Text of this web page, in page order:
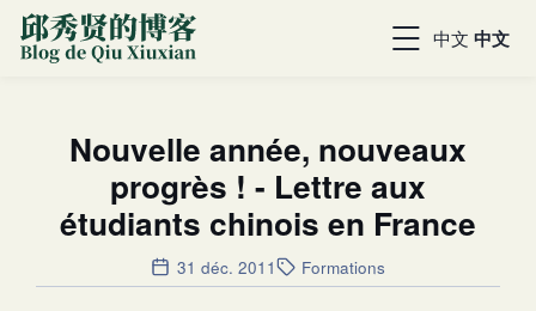
中文 中文
Nouvelle année, nouveaux
progrès ! - Lettre aux
étudiants chinois en France
31 déc. 2011 Formations